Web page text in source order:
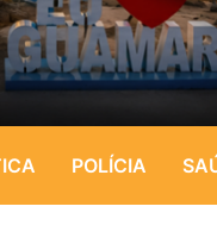
POLÍCIA